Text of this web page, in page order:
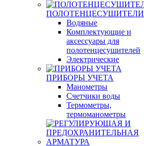
ПОЛОТЕНЦЕСУШИТЕЛИ
Водяные
Комплектующие и
аксессуары для
полотенцесушителей
Электрические
ПРИБОРЫ УЧЕТА
Манометры
Счетчики воды
Термометры,
термоманометры